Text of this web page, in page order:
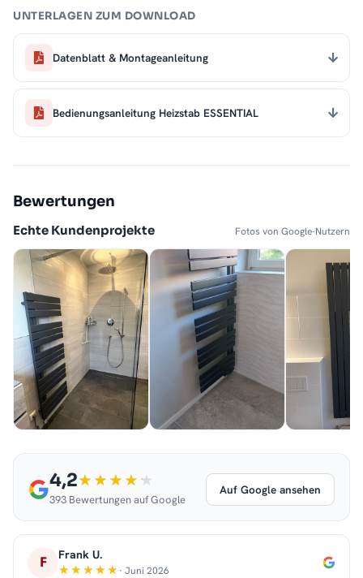
UNTERLAGEN ZUM DOWNLOAD
Datenblatt & Montageanleitung
Bedienungsanleitung Heizstab ESSENTIAL
Bewertungen
Echte Kundenprojekte Fotos von Google-Nutzern
4,2
393 Bewertungen auf Google
Auf Google ansehen
F Frank U.
· Juni 2026